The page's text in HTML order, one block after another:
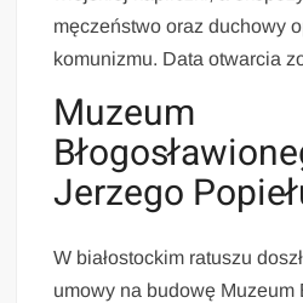
męczeństwo oraz duchowy
komunizmu. Data otwarcia
Muzeum
Jerzego
W białostockim ratuszu
umowy na budowę Muzeum